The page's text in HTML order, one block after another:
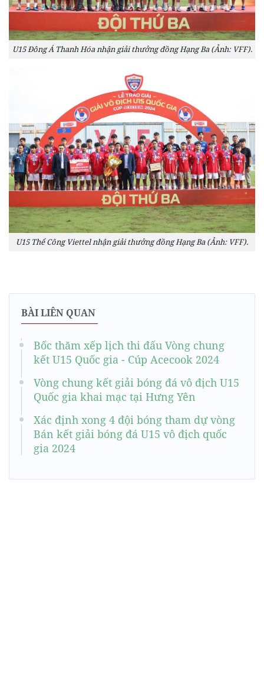
U15 Đông Á Thanh Hóa nhận giải thưởng đồng Hạng Ba (Ảnh: VFF).
U15 Thể Công Viettel nhận giải thưởng đồng Hạng Ba (Ảnh: VFF).
BÀI LIÊN QUAN
Bốc thăm xếp lịch thi đấu Vòng chung
kết U15 Quốc gia - Cúp Acecook 2024
Vòng chung kết giải bóng đá vô địch U15
Quốc gia khai mạc tại Hưng Yên
Xác định xong 4 đội bóng tham dự vòng
Bán kết giải bóng đá U15 vô địch quốc
gia 2024